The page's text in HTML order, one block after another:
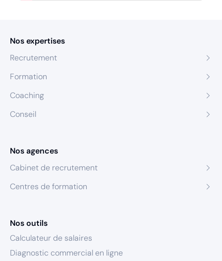
Nos expertises
Recrutement
Formation
Coaching
Conseil
Nos agences
Cabinet de recrutement
Centres de formation
Nos outils
Calculateur de salaires
Diagnostic commercial en ligne